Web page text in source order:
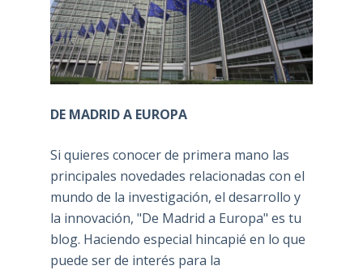
DE MADRID A EUROPA
Si quieres conocer de primera mano las
principales novedades relacionadas con el
mundo de la investigación, el desarrollo y
la innovación, "De Madrid a Europa" es tu
blog. Haciendo especial hincapié en lo que
puede ser de interés para la